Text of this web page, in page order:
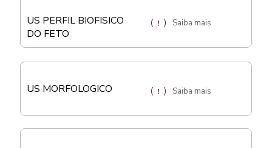
US PERFIL BIOFISICO
DO FETO
Saiba mais
US MORFOLOGICO Saiba mais